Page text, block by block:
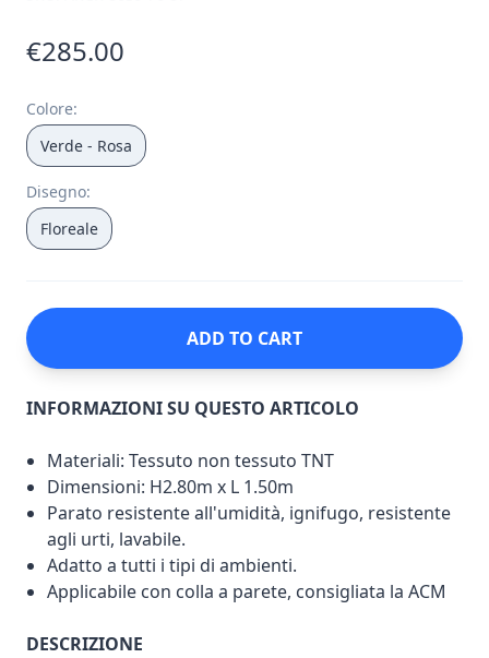
€285.00
Colore:
Verde - Rosa
Disegno:
Floreale
ADD TO CART
INFORMAZIONI SU QUESTO ARTICOLO
Materiali: Tessuto non tessuto TNT
Dimensioni: H2.80m x L 1.50m
Parato resistente all'umidità, ignifugo, resistente
agli urti, lavabile.
Adatto a tutti i tipi di ambienti.
Applicabile con colla a parete, consigliata la ACM
DESCRIZIONE